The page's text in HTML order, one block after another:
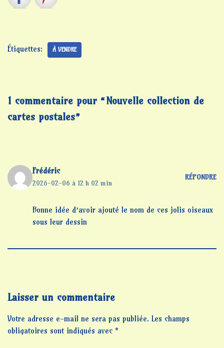
Étiquettes: À VENDRE
1 commentaire pour “Nouvelle collection de
cartes postales”
Frédéric
2026-02-06 à 12 h 02 min
RÉPONDRE
Bonne idée d’avoir ajouté le nom de ces jolis oiseaux
sous leur dessin
Laisser un commentaire
Votre adresse e-mail ne sera pas publiée. Les champs
obligatoires sont indiqués avec *